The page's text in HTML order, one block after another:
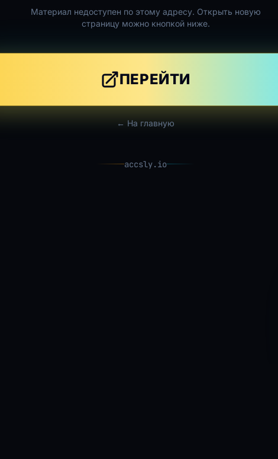
Материал недоступен по этому адресу. Открыть новую
страницу можно кнопкой ниже.
ПЕРЕЙТИ
← На главную
accsly.io